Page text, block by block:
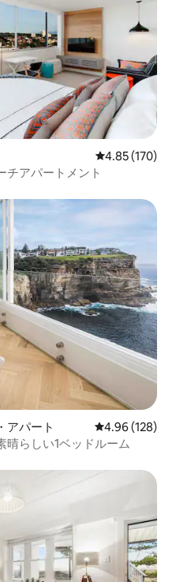
レビュー170
4.85 (170)
チアパートメント
アパート レビュー128
4.96 (128)
晴らしい1ベッドルーム